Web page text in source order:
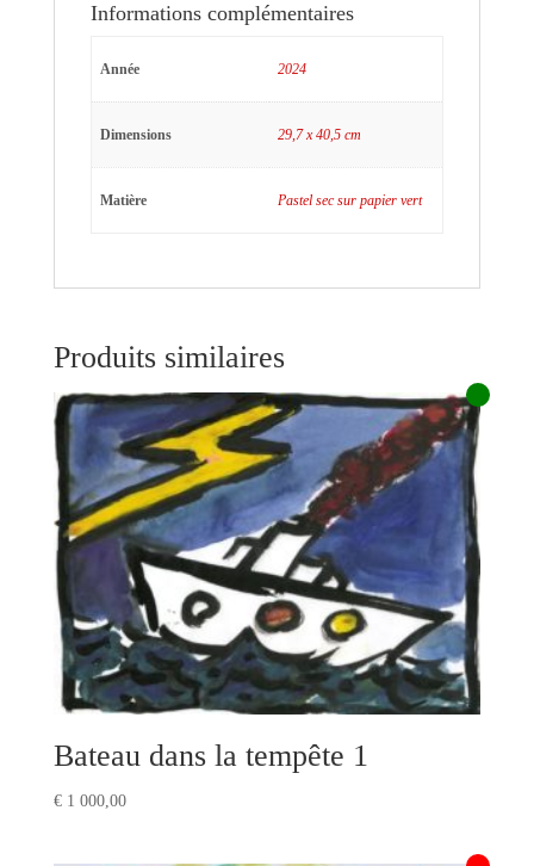
Informations complémentaires
Année 2024
Dimensions 29,7 x 40,5 cm
Matière Pastel sec sur papier vert
Produits similaires
Bateau dans la tempête 1
€1 000,00